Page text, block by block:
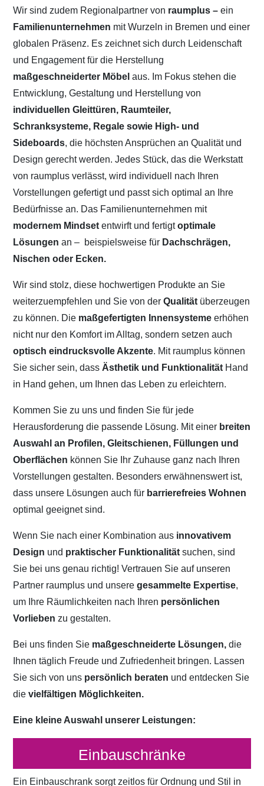
Wir sind zudem Regionalpartner von raumplus – ein
Familienunternehmen mit Wurzeln in Bremen und einer
globalen Präsenz. Es zeichnet sich durch Leidenschaft
und Engagement für die Herstellung
maßgeschneiderter Möbelaus. Im Fokus stehen die
Entwicklung, Gestaltung und Herstellung von
individuellen Gleittüren, Raumteiler,
Schranksysteme, Regale sowie High- und
Sideboards, die höchsten Ansprüchen an Qualität und
Design gerecht werden. Jedes Stück, das die Werkstatt
von raumplus verlässt, wird individuell nach Ihren
Vorstellungen gefertigt und passt sich optimal an Ihre
Bedürfnisse an. Das Familienunternehmen mit
modernem Mindset entwirft und fertigtoptimale
Lösungen an – beispielsweise für Dachschrägen,
Nischen oder Ecken.
Wir sind stolz, diese hochwertigen Produkte an Sie
weiterzuempfehlen und Sie von derQualität überzeugen
zu können. Die maßgefertigten Innensystemeerhöhen
nicht nur den Komfort im Alltag, sondern setzen auch
optisch eindrucksvolle Akzente. Mit raumplus können
Sie sicher sein, dass Ästhetik und Funktionalität Hand
in Hand gehen, um Ihnen das Leben zu erleichtern.
Kommen Sie zu uns und finden Sie für jede
Herausforderung die passende Lösung. Mit einer breiten
Auswahl an Profilen, Gleitschienen, Füllungen und
Oberflächen können Sie Ihr Zuhause ganz nach Ihren
Vorstellungen gestalten. Besonders erwähnenswert ist,
dass unsere Lösungen auch für barrierefreies Wohnen
optimal geeignet sind.
Wenn Sie nach einer Kombination aus innovativem
Design und praktischer Funktionalitätsuchen, sind
Sie bei uns genau richtig! Vertrauen Sie auf unseren
Partner raumplus und unseregesammelte Expertise,
um Ihre Räumlichkeiten nach Ihren persönlichen
Vorliebenzu gestalten.
Bei uns finden Sie maßgeschneiderte Lösungen, die
Ihnen täglich Freude und Zufriedenheit bringen. Lassen
Sie sich von uns persönlich beraten und entdecken Sie
dievielfältigen Möglichkeiten.
Eine kleine Auswahl unserer Leistungen:
Einbauschränke
Ein Einbauschrank sorgt zeitlos für Ordnung und Stil in